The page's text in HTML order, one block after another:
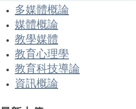
多媒體概論
媒體概論
教學媒體
教育心理學
教育科技導論
資訊概論